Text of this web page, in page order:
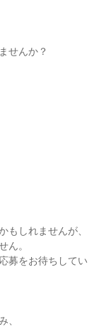
せんか？
もしれませんが、
ん。
募をお待ちしてい
、